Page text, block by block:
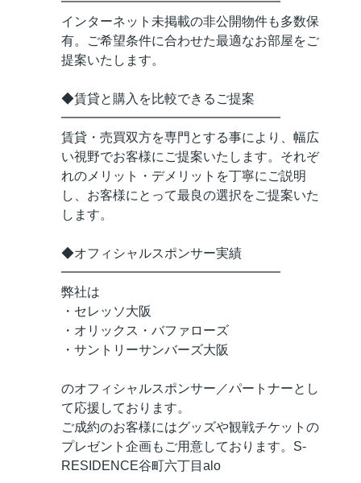
インターネット未掲載の非公開物件も多数保
有。ご希望条件に合わせた最適なお部屋をご
提案いたします。
◆賃貸と購入を比較できるご提案
━━━━━━━━━━━━━━━━━
賃貸・売買双方を専門とする事により、幅広
い視野でお客様にご提案いたします。それぞ
れのメリット・デメリットを丁寧にご説明
し、お客様にとって最良の選択をご提案いた
します。
◆オフィシャルスポンサー実績
━━━━━━━━━━━━━━━━━
弊社は
・セレッソ大阪
・オリックス・バファローズ
・サントリーサンバーズ大阪
のオフィシャルスポンサー／パートナーとし
て応援しております。
ご成約のお客様にはグッズや観戦チケットの
プレゼント企画もご用意しております。S-
RESIDENCE谷町六丁目alo